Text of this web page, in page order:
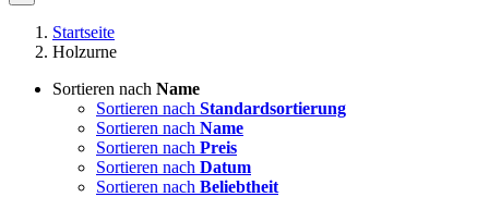
Startseite
Holzurne
Sortieren nach Name
Sortieren nach Standardsortierung
Sortieren nach Name
Sortieren nach Preis
Sortieren nach Datum
Sortieren nach Beliebtheit